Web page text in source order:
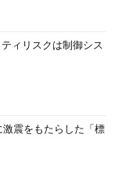
ィリスクは制御シス
震をもたらした「標